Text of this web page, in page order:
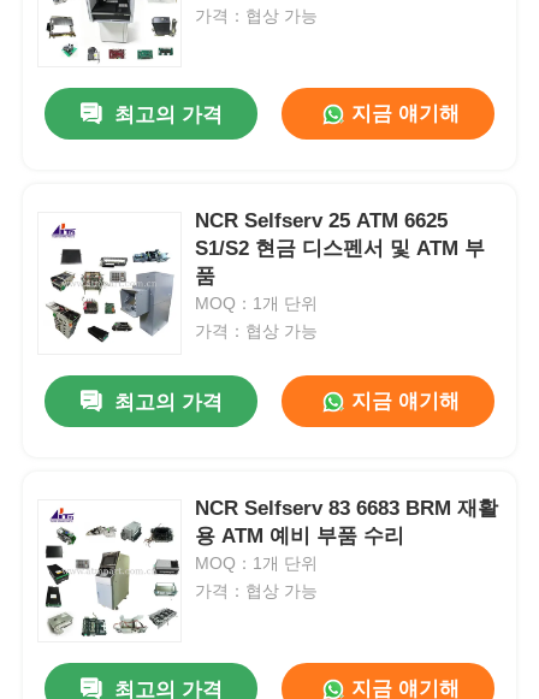
가격：협상 가능
최고의 가격 지금 얘기해
NCR Selfserv 25 ATM 6625
S1/S2 현금 디스펜서 및 ATM 부
품
MOQ：1개 단위
가격：협상 가능
최고의 가격 지금 얘기해
NCR Selfserv 83 6683 BRM 재활
용 ATM 예비 부품 수리
MOQ：1개 단위
가격：협상 가능
최고의 가격 지금 얘기해